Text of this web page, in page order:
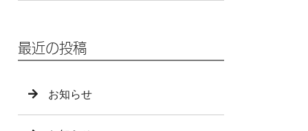
最近の投稿
お知らせ